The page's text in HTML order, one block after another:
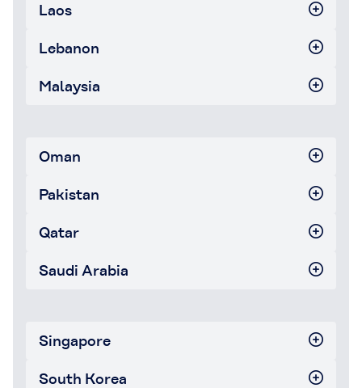
Laos
Lebanon
Malaysia
Oman
Pakistan
Qatar
Saudi Arabia
Singapore
South Korea